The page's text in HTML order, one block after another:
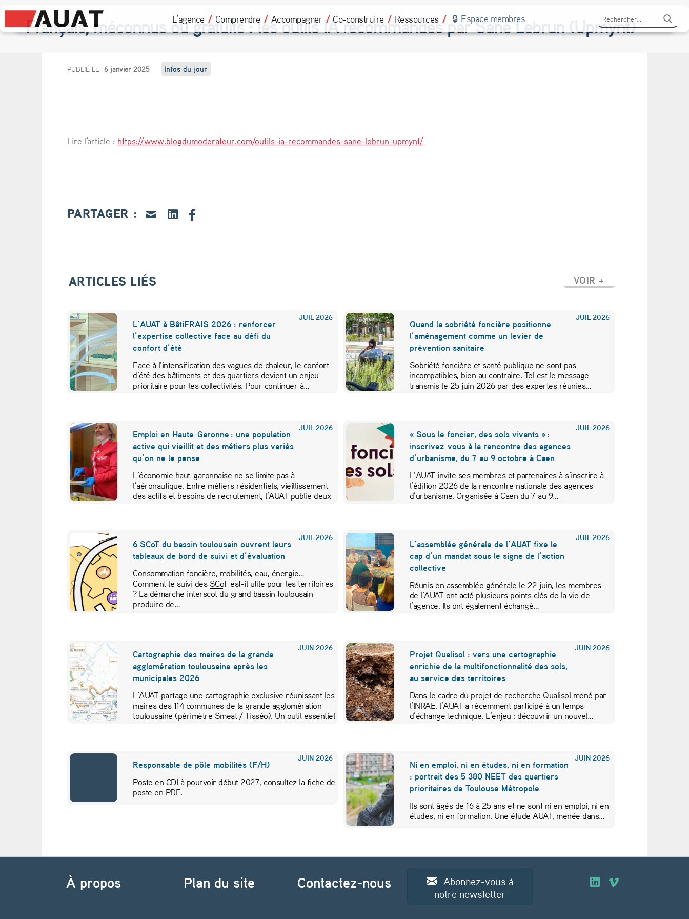
L’agence Comprendre Accompagner Co-construire Ressources Espace membres
Français, méconnus ou gratuits : les outils IA recommandés par Sane Lebrun (Upmynt)
F
n
s
é
c
o
n
n
s
o
u
g
t
u
i
s
:
l
e
o
t
s
I
PUBLIÉ LE 6 janvier 2025 Infos du jour
Lire l'article : https://www.blogdumoderateur.com/outils-ia-recommandes-sane-lebrun-upmynt/
PARTAGER :
ARTICLES LIÉS VOIR +
JUIL 2026
L’AUAT à BâtiFRAIS 2026 : renforcer
l’expertise collective face au défi du
confort d’été
Face à l’intensification des vagues de chaleur, le confort
d’été des bâtiments et des quartiers devient un enjeu
prioritaire pour les collectivités. Pour continuer à…
JUIL 2026
Quand la sobriété foncière positionne
l’aménagement comme un levier de
prévention sanitaire
Sobriété foncière et santé publique ne sont pas
incompatibles, bien au contraire. Tel est le message
transmis le 25 juin 2026 par des expertes réunies…
JUIL 2026
Emploi en Haute-Garonne : une population
active qui vieillit et des métiers plus variés
qu’on ne le pense
L’économie haut-garonnaise ne se limite pas à
l’aéronautique. Entre métiers résidentiels, vieillissement
des actifs et besoins de recrutement, l’AUAT publie deux
JUIL 2026
« Sous le foncier, des sols vivants » :
inscrivez-vous à la rencontre des agences
d’urbanisme, du 7 au 9 octobre à Caen
L’AUAT invite ses membres et partenaires à s’inscrire à
l’édition 2026 de la rencontre nationale des agences
d’urbanisme. Organisée à Caen du 7 au 9…
JUIL 2026
6 SCoT du bassin toulousain ouvrent leurs
tableaux de bord de suivi et d’évaluation
Consommation foncière, mobilités, eau, énergie…
Comment le suivi des SCoT est-il utile pour les territoires
? La démarche interscot du grand bassin toulousain
produire de…
JUIL 2026
L’assemblée générale de l’AUAT fixe le
cap d’un mandat sous le signe de l’action
collective
Réunis en assemblée générale le 22 juin, les membres
de l’AUAT ont acté plusieurs points clés de la vie de
l’agence. Ils ont également échangé…
JUIN 2026
Cartographie des maires de la grande
agglomération toulousaine après les
municipales 2026
L’AUAT partage une cartographie exclusive réunissant les
maires des 114 communes de la grande agglomération
toulousaine (périmètre Smeat/ Tisséo). Un outil essentiel
JUIN 2026
Projet Qualisol : vers une cartographie
enrichie de la multifonctionnalité des sols,
au service des territoires
Dans le cadre du projet de recherche Qualisol mené par
l’INRAE, l’AUAT a récemment participé à un temps
d’échange technique. L’enjeu : découvrir un nouvel…
JUIN 2026
Responsable de pôle mobilités (F/H)
Poste en CDI à pourvoir début 2027, consultez la fiche de
poste en PDF.
JUIN 2026
Ni en emploi, ni en études, ni en formation
: portrait des 5 380 NEET des quartiers
prioritaires de Toulouse Métropole
Ils sont âgés de 16 à 25 ans et ne sont ni en emploi, ni en
études, ni en formation. Une étude AUAT, menée dans…
Navigation de l’article
À propos
Plan du site Contactez-nous
Abonnez-vous à
notre newsletter
O